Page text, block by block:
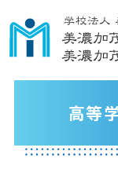
高等